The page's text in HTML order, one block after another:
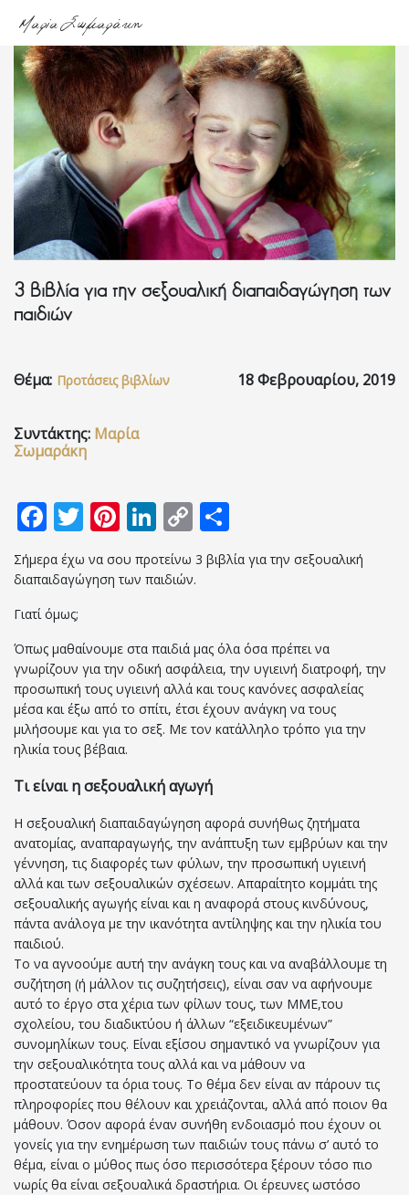
Μαρία Σωμαράκη
Αρχική
About
me
Υπηρεσίες
Podcasts
Blog
Επικοινωνία
3 βιβλία για την σεξουαλική διαπαιδαγώγηση των
παιδιών
Θέμα: Προτάσεις βιβλίων
Συντάκτης: Μαρία
Σωμαράκη
18 Φεβρουαρίου, 2019
Facebook
TwitterPinterest
LinkedIn
Copy
Link
Σήμερα έχω να σου προτείνω 3 βιβλία για την σεξουαλική
διαπαιδαγώγηση των παιδιών.
Γιατί όμως;
Όπως μαθαίνουμε στα παιδιά μας όλα όσα πρέπει να
γνωρίζουν για την οδική ασφάλεια, την υγιεινή διατροφή, την
προσωπική τους υγιεινή αλλά και τους κανόνες ασφαλείας
μέσα και έξω από το σπίτι, έτσι έχουν ανάγκη να τους
μιλήσουμε και για το σεξ. Με τον κατάλληλο τρόπο για την
ηλικία τους βέβαια.
Τι είναι η σεξουαλική αγωγή
Η σεξουαλική διαπαιδαγώγηση αφορά συνήθως ζητήματα
ανατομίας, αναπαραγωγής, την ανάπτυξη των εμβρύων και την
γέννηση, τις διαφορές των φύλων, την προσωπική υγιεινή
αλλά και των σεξουαλικών σχέσεων. Απαραίτητο κομμάτι της
σεξουαλικής αγωγής είναι και η αναφορά στους κινδύνους,
πάντα ανάλογα με την ικανότητα αντίληψης και την ηλικία του
παιδιού.
Το να αγνοούμε αυτή την ανάγκη τους και να αναβάλλουμε τη
συζήτηση (ή μάλλον τις συζητήσεις), είναι σαν να αφήνουμε
αυτό το έργο στα χέρια των φίλων τους, των ΜΜΕ,του
σχολείου, του διαδικτύου ή άλλων “εξειδικευμένων”
συνομηλίκων τους. Είναι εξίσου σημαντικό να γνωρίζουν για
την σεξουαλικότητα τους αλλά και να μάθουν να
προστατεύουν τα όρια τους. Το θέμα δεν είναι αν πάρουν τις
πληροφορίες που θέλουν και χρειάζονται, αλλά από ποιον θα
μάθουν. Όσον αφορά έναν συνήθη ενδοιασμό που έχουν οι
γονείς για την ενημέρωση των παιδιών τους πάνω σ’ αυτό το
θέμα, είναι ο μύθος πως όσο περισσότερα ξέρουν τόσο πιο
νωρίς θα είναι σεξουαλικά δραστήρια. Οι έρευνες ωστόσο